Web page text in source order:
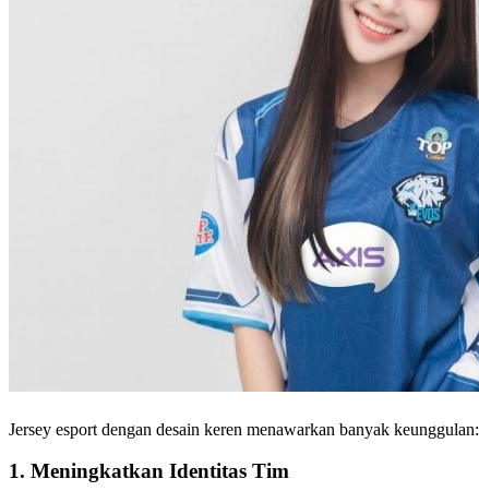
Jersey esport dengan desain keren menawarkan banyak keunggulan:
1. Meningkatkan Identitas Tim